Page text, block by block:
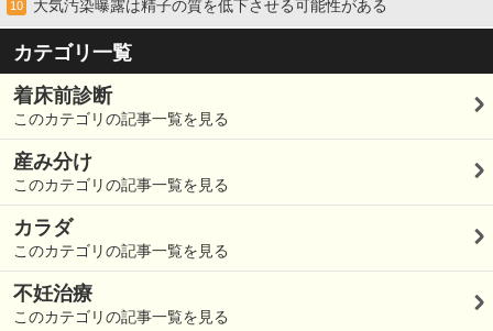
10 大気汚染曝露は精子の質を低下させる可能性がある
カテゴリ一覧
着床前診断
このカテゴリの記事一覧を見る
産み分け
このカテゴリの記事一覧を見る
カラダ
このカテゴリの記事一覧を見る
不妊治療
このカテゴリの記事一覧を見る